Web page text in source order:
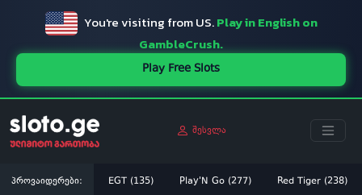
You're visiting from US.Play in English on
GambleCrush.
Play Free Slots
შესვლა
პროვაიდერები: EGT (135) Play'N Go (277) Red Tiger (238)